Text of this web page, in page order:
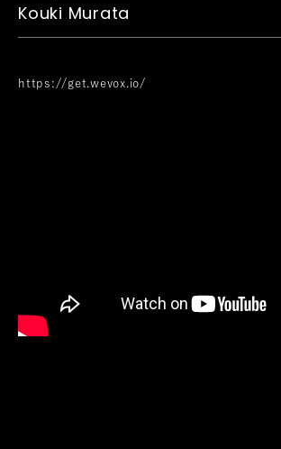
Kouki Murata
https://get.wevox.io/